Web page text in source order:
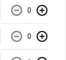
Y CIA
0
0